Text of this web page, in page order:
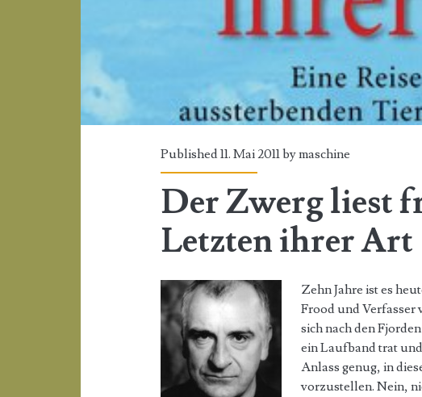
Published 11. Mai 2011 bymaschine
Der Zwerg liest
Letzten ihrer Art
Zehn Jahre ist es
Frood und
sich nach den
ein Laufband trat
Anlass genug, in
vorzustellen. Nein,